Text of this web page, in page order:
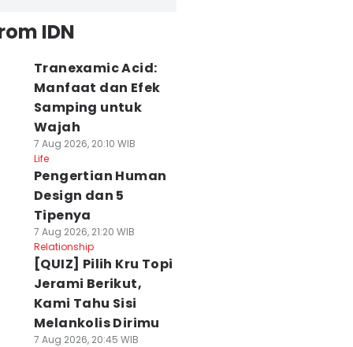
IDN
Tranexamic Acid:
Manfaat dan Efek
Samping untuk
Wajah
7 Aug 2026, 20:10 WIB
Life
Pengertian Human
Design dan 5
Tipenya
7 Aug 2026, 21:20 WIB
Relationship
[QUIZ] Pilih Kru Topi
Jerami Berikut,
Kami Tahu Sisi
Melankolis Dirimu
7 Aug 2026, 20:45 WIB